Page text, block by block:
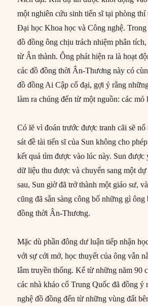
một nghiên cứu sinh tiến sĩ tại phòng thí
Đại học Khoa học và Công nghệ. Trong
đồ đồng ông chịu trách nhiệm phân
từ Ân thành. Ông phát hiện ra là hoạt
các đồ đồng thời Ân-Thương này có
đồ đồng Ai Cập cổ đại, gợi ý rằng
làm ra chúng đến từ một nguồn: các mỏ
Có lẽ vì đoán trước được tranh cãi sẽ
sát đề tài tiến sĩ của Sun không cho
kết quả tìm được vào lúc này. Sun được
dữ liệu thu được và chuyển sang một
sau, Sun giờ đã trở thành một giáo sư,
cũng đã sẵn sàng công bố những gì ông
đồng thời Ân-Thương.
Mặc dù phần đông dư luận tiếp nhận
với sự cởi mở, học thuyết của ông vẫn
lâm truyền thống. Kể từ những năm 90
các nhà khảo cổ Trung Quốc đã đồng ý
nghệ đồ đồng đến từ những vùng đất